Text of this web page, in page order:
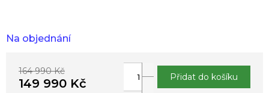
Na objednání
164 990 Kč
149 990 Kč Přidat do košíku